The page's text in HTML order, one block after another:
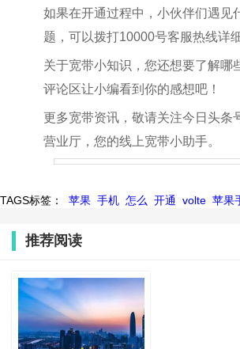
如果在开通过程中，小伙伴们遇见
题，可以拨打10000号客服热线详
关于宽带小知识，您还想要了解哪
评论区让小编看到你的感想吧！
更多宽带资讯，敬请关注今日头条
营业厅，您的线上宽带小助手。
TAGS标签： 苹果 手机 怎么 开通 volte 苹果
推荐阅读